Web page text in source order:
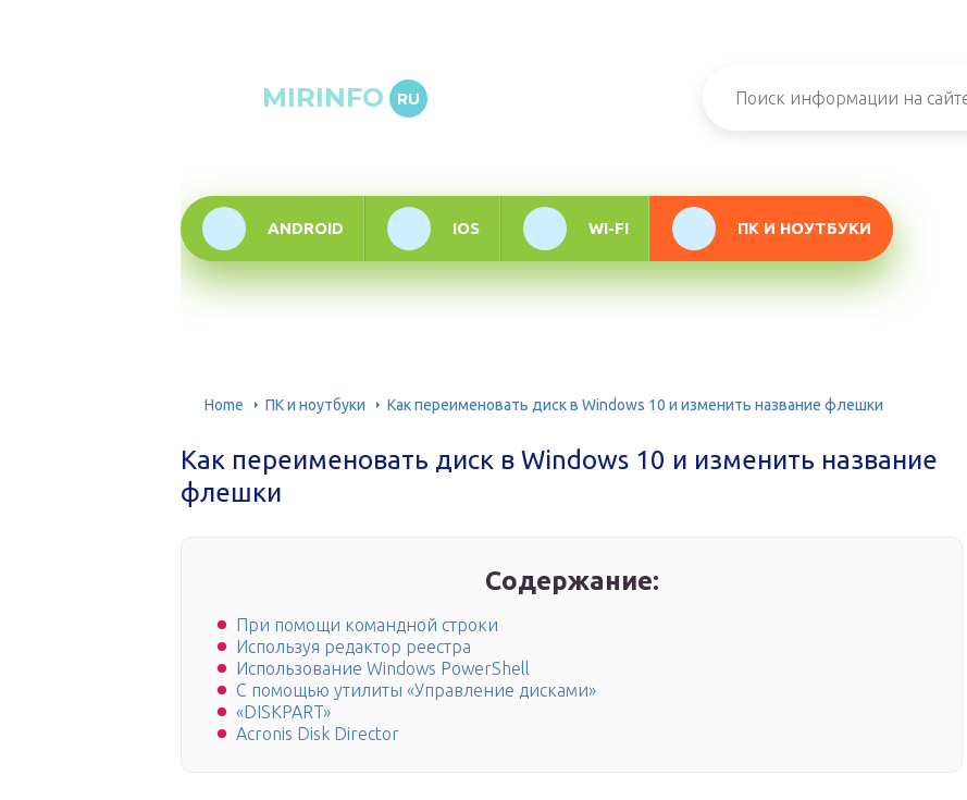
MIRINFO RU
ANDROID IOS WI-FI ПК И НОУТБУКИ
Home ПК и ноутбуки Как переименовать диск в Windows 10 и изменить название флешки
Как переименовать диск в Windows 10 и изменить название
флешки
Содержание:
При помощи командной строки
Используя редактор реестра
Использование Windows PowerShell
С помощью утилиты «Управление дисками»
«DISKPART»
Acronis Disk Director